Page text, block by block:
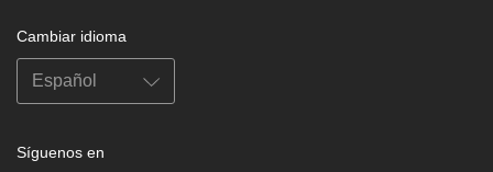
Cambiar idioma
Síguenos en